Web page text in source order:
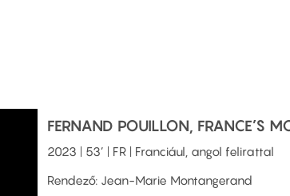
FERNAND POUILLON, FRANCE’S
2023 | 53’ | FR | Franciául, angol felirattal
Rendező: Jean-Marie Montangerand